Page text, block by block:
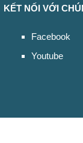
KẾT NỐI VỚI
Facebook
Youtube